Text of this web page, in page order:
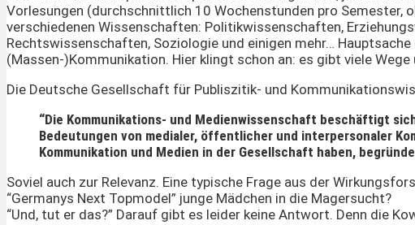
Vorlesungen (durchschnittlich 10 Wochenstunden pro Semester,
verschiedenen Wissenschaften: Politikwissenschaften,
Rechtswissenschaften, Soziologie und einigen mehr…
(Massen-)Kommunikation. Hier klingt schon an: es gibt viele Wege
Die Deutsche Gesellschaft für Publiszitik- und
“Die Kommunikations- und Medienwissenschaft beschäftigt
Bedeutungen von medialer, öffentlicher und interpersonaler
Kommunikation und Medien in der Gesellschaft haben,
Soviel auch zur Relevanz. Eine typische Frage aus der
“Germanys Next Topmodel” junge Mädchen in die Magersucht?
“Und, tut er das?” Darauf gibt es leider keine Antwort. Denn die